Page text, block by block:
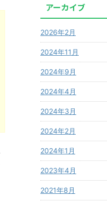
アーカイブ
2026年2月
2024年11月
2024年9月
2024年4月
2024年3月
2024年2月
2024年1月
2023年4月
2021年8月